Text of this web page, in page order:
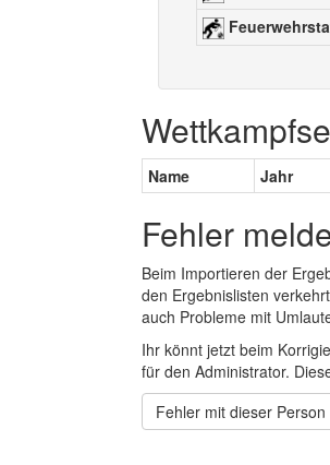
Name Jahr
Fehler
Beim Importieren der
den Ergebnislisten
auch Probleme mit
Ihr könnt jetzt beim
für den Administrator.
Fehler mit dieser Person